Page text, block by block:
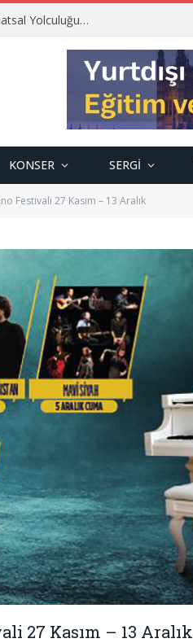
Yolculuğu…
KONSER SERGI
Festivali 27 Kasım – 13 Aralık
27 Kasım – 13 Aralık